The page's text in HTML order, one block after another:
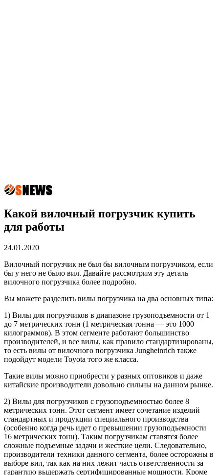
Какой вилочный погрузчик купить
для работы
24.01.2020
Вилочный погрузчик не был бы вилочным погрузчиком, если
бы у него не было вил. Давайте рассмотрим эту деталь
вилочного погрузчика более подробно.
Вы можете разделить вилы погрузчика на два основных типа:
1) Вилы для погрузчиков в диапазоне грузоподъемности от 1
до 7 метрических тонн (1 метрическая тонна — это 1000
килограммов). В этом сегменте работают большинство
производителей, и все вилы, как правило стандартизированы,
то есть вилы от вилочного погрузчика Jungheinrich также
подойдут модели Toyota того же класса.
Такие вилы можно приобрести у разных оптовиков и даже
китайские производители довольно сильны на данном рынке.
2) Вилы для погрузчиков с грузоподъемностью более 8
метрических тонн. Этот сегмент имеет сочетание изделий
стандартных и продукции специального производства
(особенно когда речь идет о превышении грузоподъемности
16 метрических тонн). Таким погрузчикам ставятся более
сложные подъемные задачи и жесткие цели. Следовательно,
производители техники данного сегмента, более осторожны в
выборе вил, так как на них лежит часть ответственности за
гарантию выдержать сертифицированные мощности. Кроме